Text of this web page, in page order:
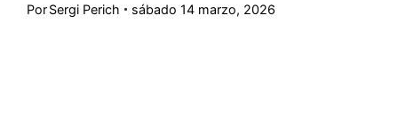
PorSergi Perich sábado 14 marzo, 2026